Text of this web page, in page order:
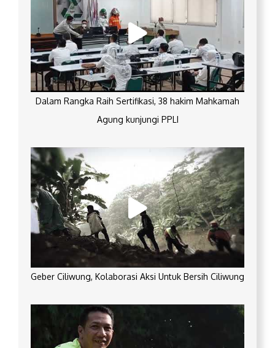
Dalam Rangka Raih Sertifikasi, 38 hakim Mahkamah
Agung kunjungi PPLI
Geber Ciliwung, Kolaborasi Aksi Untuk Bersih Ciliwung